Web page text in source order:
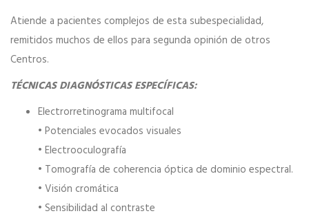
Atiende a pacientes complejos de esta subespecialidad,
remitidos muchos de ellos para segunda opinión de otros
Centros.
TÉCNICAS DIAGNÓSTICAS ESPECÍFICAS:
Electrorretinograma multifocal
• Potenciales evocados visuales
• Electrooculografía
• Tomografía de coherencia óptica de dominio espectral.
• Visión cromática
• Sensibilidad al contraste